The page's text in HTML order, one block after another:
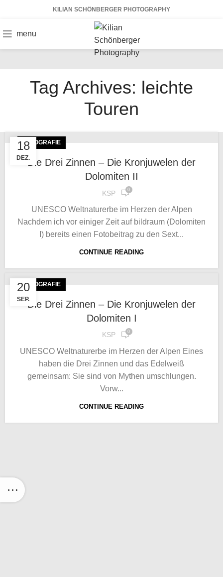
KILIAN SCHÖNBERGER PHOTOGRAPHY
menu
Tag Archives: leichte
Touren
18
DEZ.
FOTOGRAFIE
Die Drei Zinnen – Die Kronjuwelen der
Dolomiten II
KSP 0
UNESCO Weltnaturerbe im Herzen der Alpen
Nachdem ich vor einiger Zeit auf bildraum (Dolomiten
I) bereits einen Fotobeitrag zu den Sext...
CONTINUE READING
20
SEP.
FOTOGRAFIE
Die Drei Zinnen – Die Kronjuwelen der
Dolomiten I
KSP 0
UNESCO Weltnaturerbe im Herzen der Alpen Eines
haben die Drei Zinnen und das Edelweiß
gemeinsam: Sie sind von Mythen umschlungen.
Vorw...
CONTINUE READING